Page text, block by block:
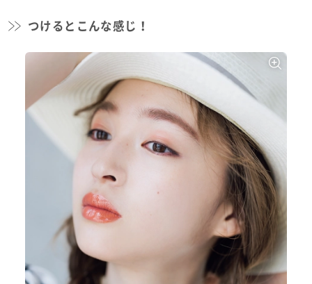
つけるとこんな感じ！